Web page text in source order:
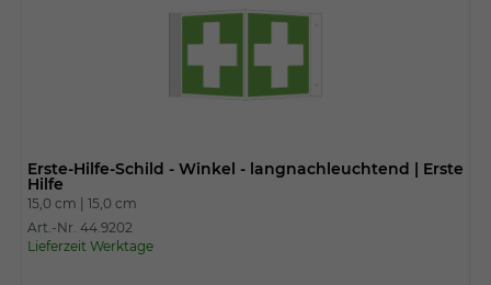
Erste-Hilfe-Schild - Winkel - langnachleuchtend | Erste
Hilfe
15,0 cm | 15,0 cm
Art.-Nr. 44.9202
Lieferzeit Werktage